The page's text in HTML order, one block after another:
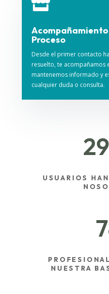

Acompañamiento
Proceso
Desde el primer contacto
resuelto, te acompañamos
mantenemos informado y
cualquier duda o consulta.
USUARIOS
NUESTRA